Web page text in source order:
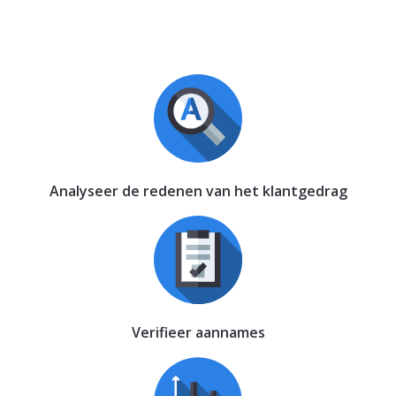
Analyseer de redenen van het klantgedrag
Verifieer aannames